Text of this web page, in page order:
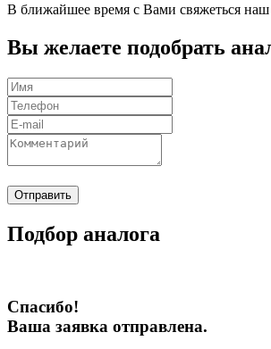
В ближайшее время с Вами свяжеться наш
Вы желаете подобрать
Отправить
Подбор аналога
Спасибо!
Ваша заявка отправлена.